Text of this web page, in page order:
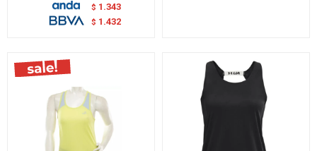
$ 1.343
$ 1.432